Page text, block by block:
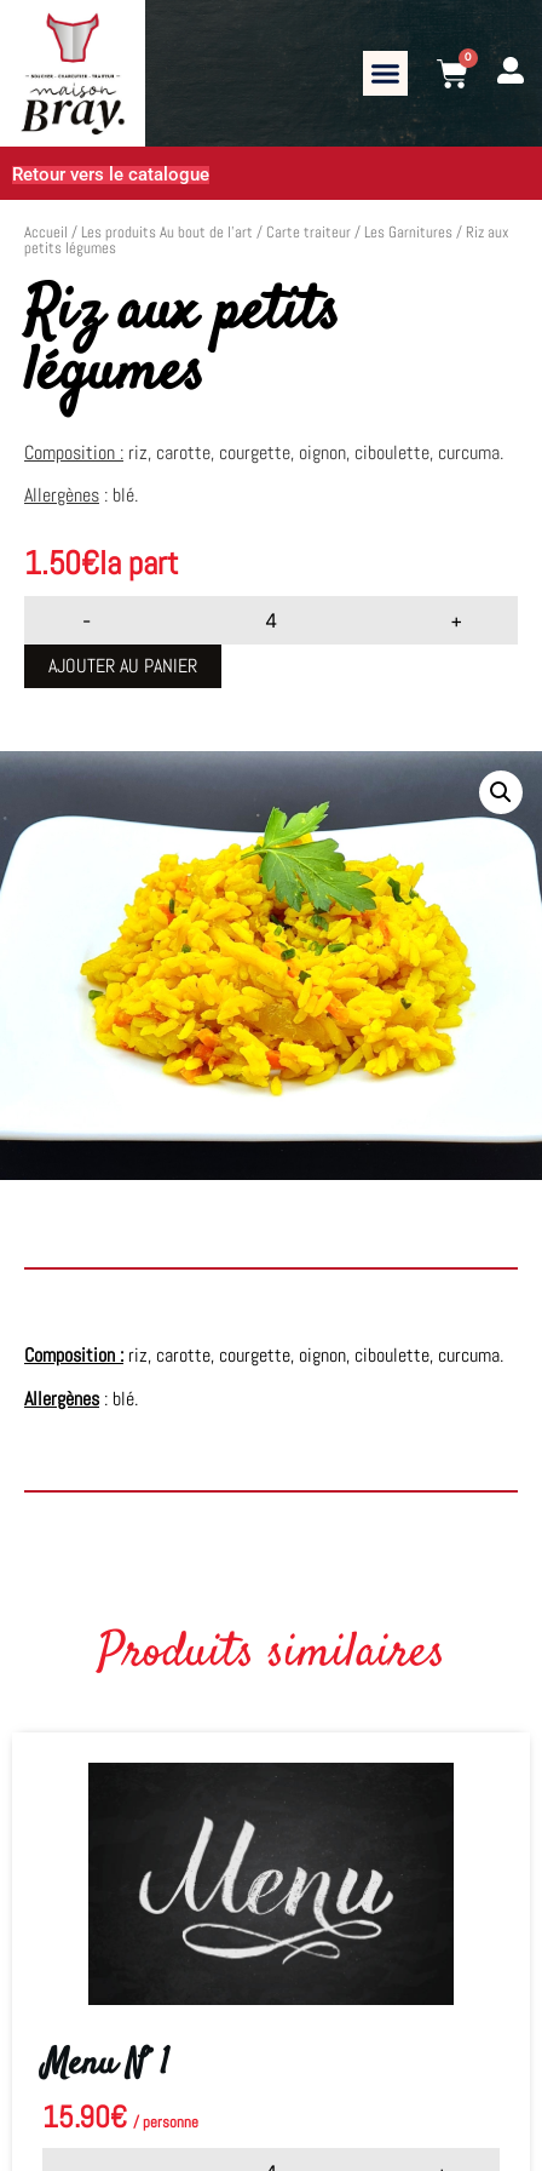
0
Retour vers le catalogue
Accueil / Les produits Au bout de l’art / Carte traiteur/ Les Garnitures/ Riz aux
petits légumes
Riz aux petits
légumes
Composition : riz, carotte, courgette, oignon, ciboulette, curcuma.
Allergènes : blé.
1.50€la part
- +
AJOUTER AU PANIER
Composition : riz, carotte, courgette, oignon, ciboulette, curcuma.
Allergènes : blé.
Produits similaires
Menu N° 1
15.90€ / personne